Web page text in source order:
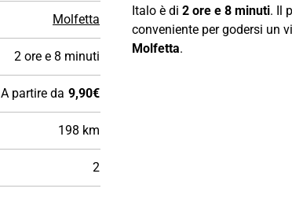
Molfetta
2 ore e 8 minuti
A partire da 9,90€
198 km
2
Italo è di 2 ore e 8 minuti. Il
conveniente per godersi un
Molfetta.